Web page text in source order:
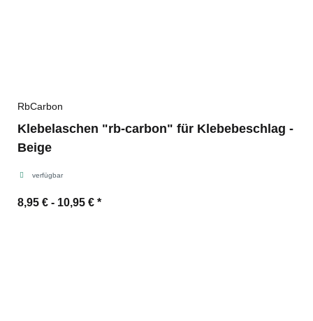
RbCarbon
Klebelaschen "rb-carbon" für Klebebeschlag -
Beige
verfügbar
8,95 € - 10,95 € *